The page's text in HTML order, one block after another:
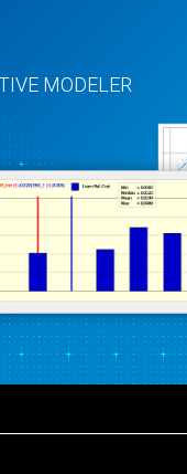
MODELER